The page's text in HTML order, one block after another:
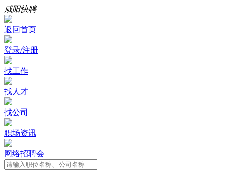
咸阳快聘
返回首页
登录/注册
找工作
找人才
找公司
职场资讯
网络招聘会